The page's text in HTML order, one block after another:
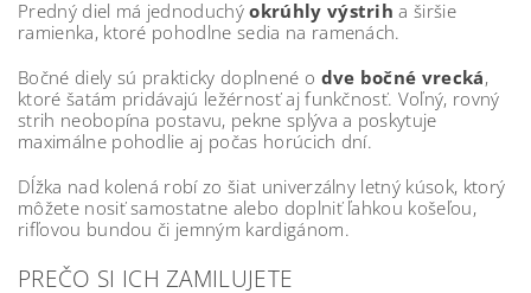
Predný diel má jednoduchýokrúhly výstrih a širšie
ramienka, ktoré pohodlne sedia na ramenách.
Bočné diely sú prakticky doplnené o dve bočné vrecká,
ktoré šatám pridávajú ležérnosť aj funkčnosť. Voľný, rovný
strih neobopína postavu, pekne splýva a poskytuje
maximálne pohodlie aj počas horúcich dní.
Dĺžka nad kolená robí zo šiat univerzálny letný kúsok, ktorý
môžete nosiť samostatne alebo doplniť ľahkou košeľou,
rifľovou bundou či jemným kardigánom.
PREČO SI ICH ZAMILUJETE